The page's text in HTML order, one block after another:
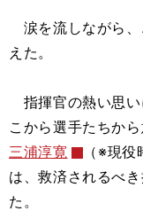
涙を流しながら、
えた。
指揮官の熱い思い
こから選手たちか
三浦淳寛
（※現
は、救済されるべ
た。